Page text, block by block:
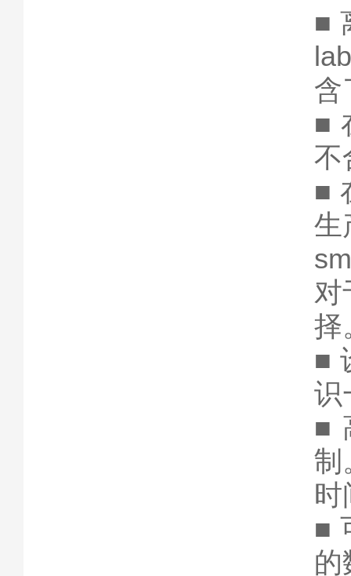
■
含
■
不
■
生
对
择
■
识
■
制
时
■
的